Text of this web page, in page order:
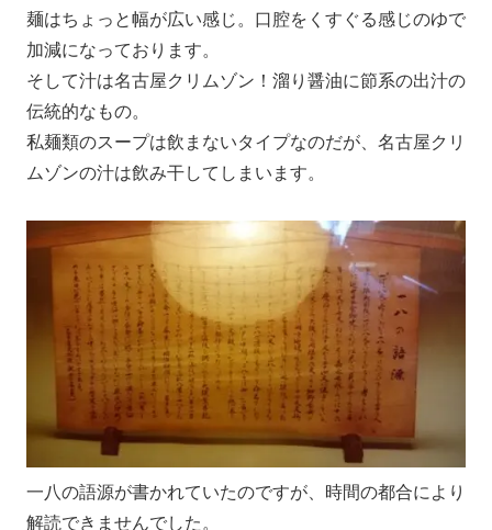
麺はちょっと幅が広い感じ。口腔をくすぐる感じのゆで
加減になっております。
そして汁は名古屋クリムゾン！溜り醤油に節系の出汁の
伝統的なもの。
私麺類のスープは飲まないタイプなのだが、名古屋クリ
ムゾンの汁は飲み干してしまいます。
一八の語源が書かれていたのですが、時間の都合により
解読できませんでした。